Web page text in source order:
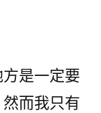
是一定要
而我只有